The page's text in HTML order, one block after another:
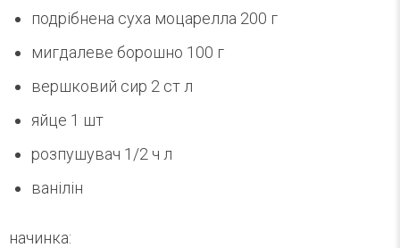
подрібнена суха моцарелла 200 г
мигдалеве борошно 100 г
вершковий сир 2 ст л
яйце 1 шт
розпушувач 1/2 ч л
ванілін
начинка: